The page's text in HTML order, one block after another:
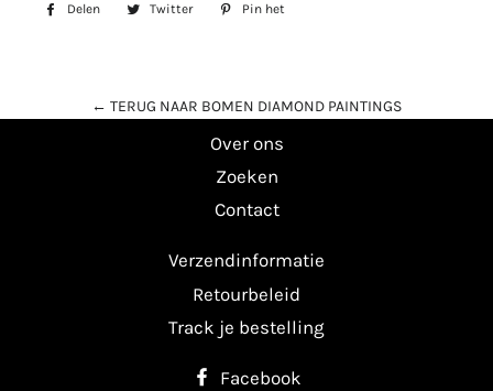
Delen
Delen
Twitter
TwitterenPin het
← TERUG NAAR BOMEN DIAMOND PAINTINGS
Over ons
Zoeken
Contact
Verzendinformatie
Retourbeleid
Track je bestelling
Facebook